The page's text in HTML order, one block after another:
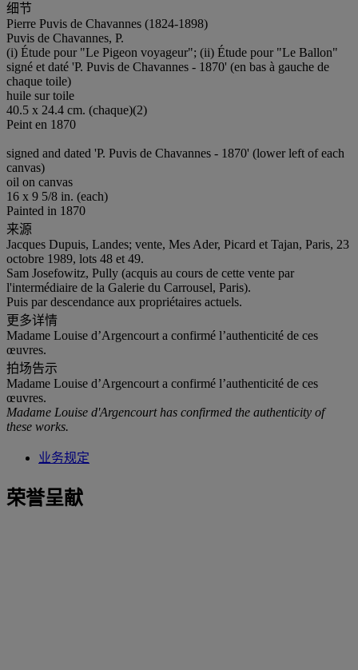
细节
Pierre Puvis de Chavannes (1824-1898)
Puvis de Chavannes, P.
(i) Étude pour "Le Pigeon voyageur"; (ii) Étude pour "Le Ballon"
signé et daté 'P. Puvis de Chavannes - 1870' (en bas à gauche de
chaque toile)
huile sur toile
40.5 x 24.4 cm. (chaque)(2)
Peint en 1870
signed and dated 'P. Puvis de Chavannes - 1870' (lower left of each
canvas)
oil on canvas
16 x 9 5/8 in. (each)
Painted in 1870
来源
Jacques Dupuis, Landes; vente, Mes Ader, Picard et Tajan, Paris, 23
octobre 1989, lots 48 et 49.
Sam Josefowitz, Pully (acquis au cours de cette vente par
l'intermédiaire de la Galerie du Carrousel, Paris).
Puis par descendance aux propriétaires actuels.
更多详情
Madame Louise d’Argencourt a confirmé l’authenticité de ces
œuvres.
拍场告示
Madame Louise d’Argencourt a confirmé l’authenticité de ces
œuvres.
Madame Louise d'Argencourt has confirmed the authenticity of
these works.
业务规定
荣誉呈献